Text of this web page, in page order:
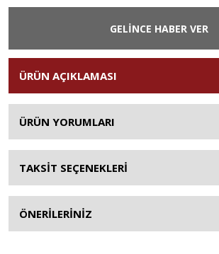
GELİNCE HABER VER
ÜRÜN AÇIKLAMASI
ÜRÜN YORUMLARI
TAKSİT SEÇENEKLERİ
ÖNERİLERİNİZ